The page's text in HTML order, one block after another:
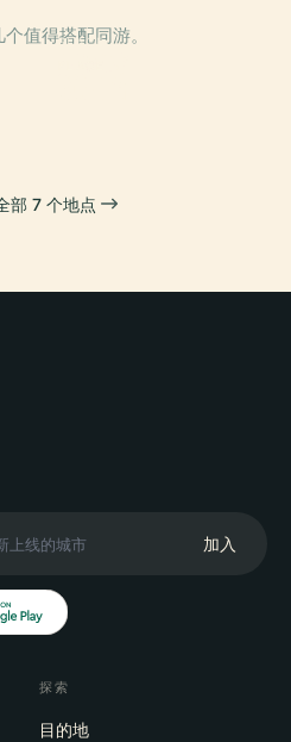
值得搭配同游。
PLACE
部 7 个地点
加入
探索
目的地